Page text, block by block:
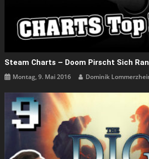
Steam Charts – Doom Pirscht Sich Ran
Montag, 9. Mai 2016 Dominik